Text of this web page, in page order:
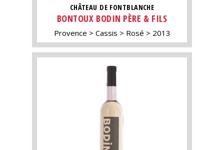
CHÂTEAU DE FONTBLANCHE
BONTOUX BODIN PÈRE & FILS
Provence Cassis Rosé 2013